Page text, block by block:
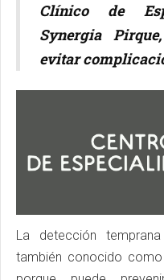
Clínico de
Synergia
evitar
La detección
también conocido como